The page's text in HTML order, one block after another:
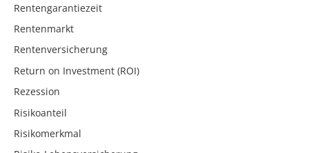
Rentengarantiezeit
Rentenmarkt
Rentenversicherung
Return on Investment (ROI)
Rezession
Risikoanteil
Risikomerkmal